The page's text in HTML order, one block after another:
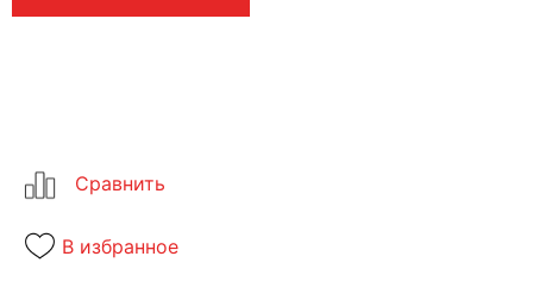
В избранное